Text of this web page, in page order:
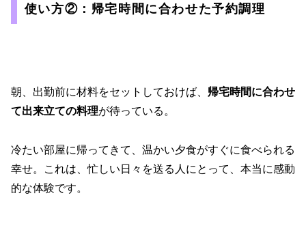
使い方②：帰宅時間に合わせた予約調理
朝、出勤前に材料をセットしておけば、 帰宅時間に合わせ
て出来立ての料理が待っている。
冷たい部屋に帰ってきて、温かい夕食がすぐに食べられる
幸せ。これは、忙しい日々を送る人にとって、本当に感動
的な体験です。